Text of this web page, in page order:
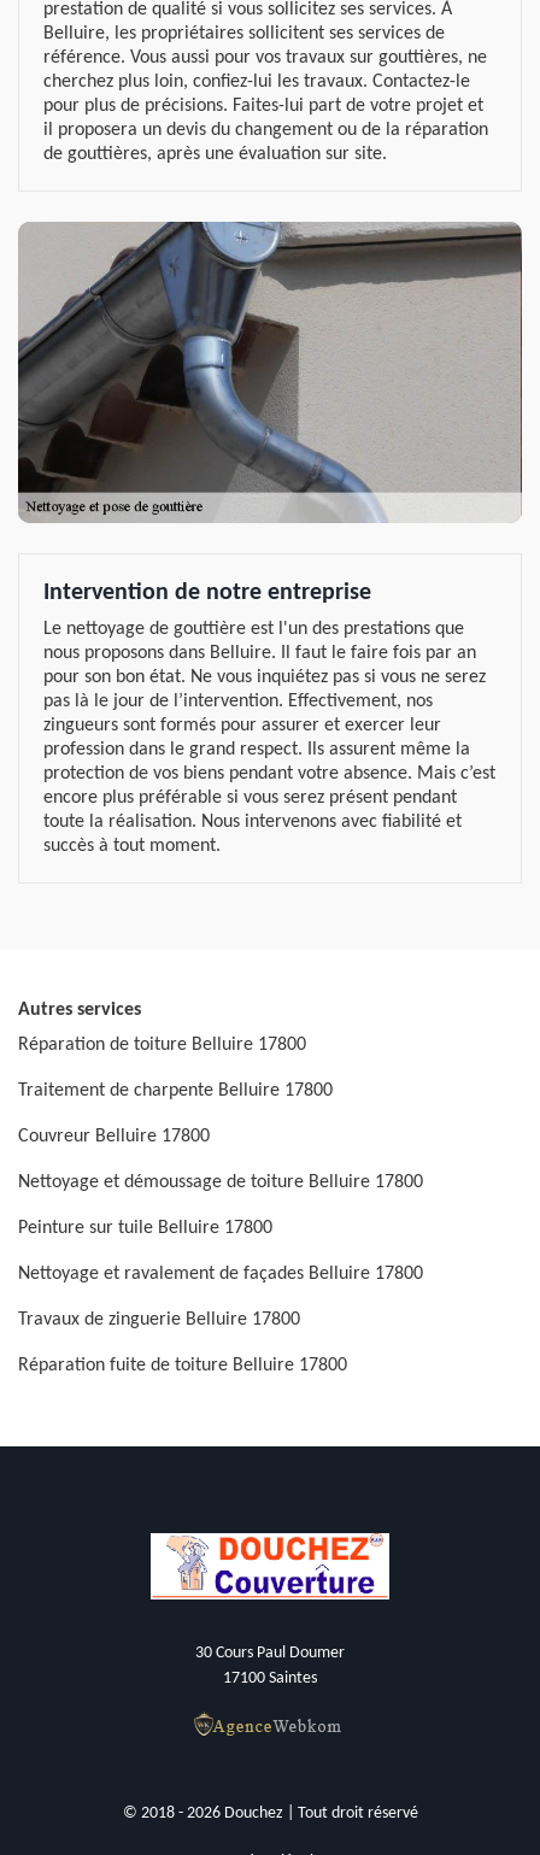
prestation de qualité si vous sollicitez ses services. À
Belluire, les propriétaires sollicitent ses services de
référence. Vous aussi pour vos travaux sur gouttières, ne
cherchez plus loin, confiez-lui les travaux. Contactez-le
pour plus de précisions. Faites-lui part de votre projet et
il proposera un devis du changement ou de la réparation
de gouttières, après une évaluation sur site.
Intervention de notre entreprise
Le nettoyage de gouttière est l'un des prestations que
nous proposons dans Belluire. Il faut le faire fois par an
pour son bon état. Ne vous inquiétez pas si vous ne serez
pas là le jour de l’intervention. Effectivement, nos
zingueurs sont formés pour assurer et exercer leur
profession dans le grand respect. Ils assurent même la
protection de vos biens pendant votre absence. Mais c’est
encore plus préférable si vous serez présent pendant
toute la réalisation. Nous intervenons avec fiabilité et
succès à tout moment.
Autres services
Réparation de toiture Belluire 17800
Traitement de charpente Belluire 17800
Couvreur Belluire 17800
Nettoyage et démoussage de toiture Belluire 17800
Peinture sur tuile Belluire 17800
Nettoyage et ravalement de façades Belluire 17800
Travaux de zinguerie Belluire 17800
Réparation fuite de toiture Belluire 17800
30 Cours Paul Doumer
17100 Saintes
© 2018 - 2026 Douchez | Tout droit réservé